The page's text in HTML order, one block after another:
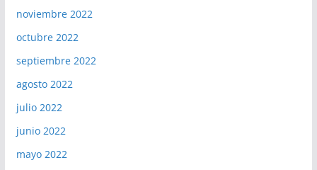
noviembre 2022
octubre 2022
septiembre 2022
agosto 2022
julio 2022
junio 2022
mayo 2022